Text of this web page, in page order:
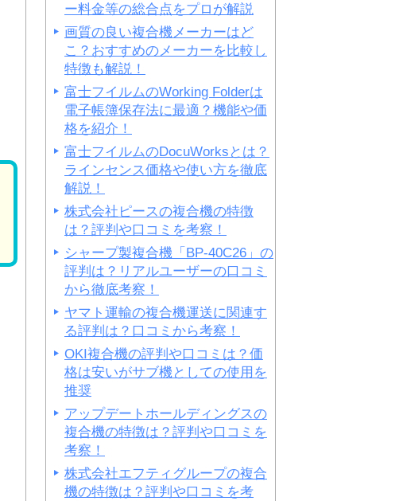
ー料金等の総合点をプロが解説
画質の良い複合機メーカーはど
こ？おすすめのメーカーを比較し
特徴も解説！
富士フイルムのWorking Folderは
電子帳簿保存法に最適？機能や価
格を紹介！
富士フイルムのDocuWorksとは？
ラインセンス価格や使い方を徹底
解説！
株式会社ピースの複合機の特徴
は？評判や口コミを考察！
シャープ製複合機「BP-40C26」の
評判は？リアルユーザーの口コミ
から徹底考察！
ヤマト運輸の複合機運送に関連す
る評判は？口コミから考察！
OKI複合機の評判や口コミは？価
格は安いがサブ機としての使用を
推奨
アップデートホールディングスの
複合機の特徴は？評判や口コミを
考察！
株式会社エフティグループの複合
機の特徴は？評判や口コミを考